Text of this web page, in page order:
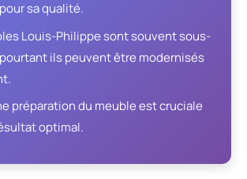
sa qualité.
Louis-Philippe sont souvent sous-
ils peuvent être modernisés
préparation du meuble est cruciale
optimal.